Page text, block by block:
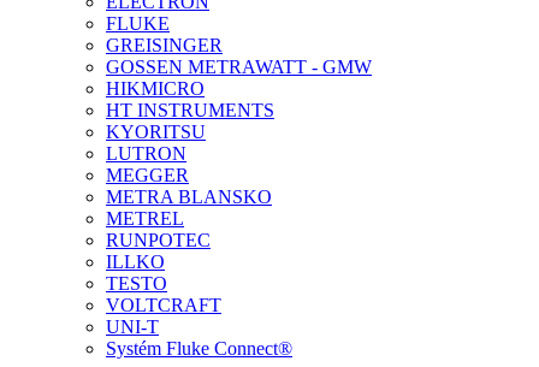
FLUKE
GREISINGER
GOSSEN METRAWATT - GMW
HIKMICRO
HT INSTRUMENTS
KYORITSU
LUTRON
MEGGER
METRA BLANSKO
METREL
RUNPOTEC
ILLKO
TESTO
VOLTCRAFT
UNI-T
Systém Fluke Connect®